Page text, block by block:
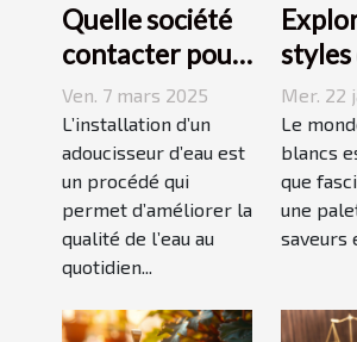
Quelle société
contacter pour
l'installation
d'un
adoucisseur
d'eau ?
Ven. 7 mars 2025
L’installation d’un
adoucisseur d’eau est
un procédé qui
permet d’améliorer la
qualité de l’eau au
quotidien...
styles
Mer. 22
Le
blancs
que
une
saveurs